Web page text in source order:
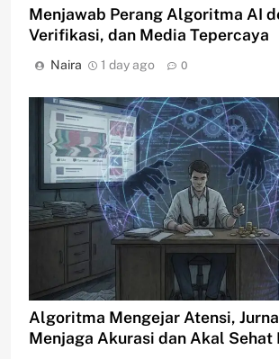
Menjawab Perang Algoritma AI
Verifikasi, dan Media Tepercaya
Naira 1 day ago 0
Algoritma Mengejar Atensi,
Menjaga Akurasi dan Akal Sehat